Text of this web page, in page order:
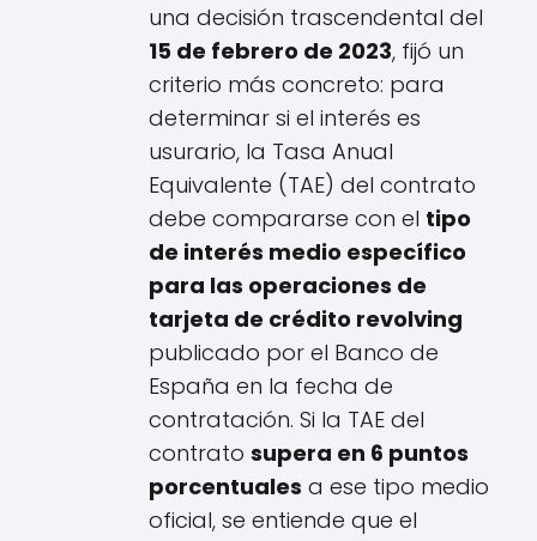
una decisión trascendental del
15 de febrero de 2023, fijó un
criterio más concreto: para
determinar si el interés es
usurario, la Tasa Anual
Equivalente (TAE) del contrato
debe compararse con el tipo
de interés medio específico
para las operaciones de
tarjeta de crédito revolving
publicado por el Banco de
España en la fecha de
contratación. Si la TAE del
contrato supera en 6 puntos
porcentuales a ese tipo medio
oficial, se entiende que el